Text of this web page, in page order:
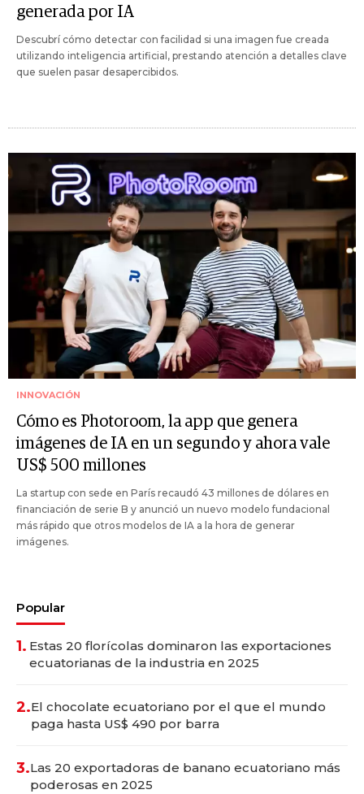
generada por IA
Descubrí cómo detectar con facilidad si una imagen fue creada
utilizando inteligencia artificial, prestando atención a detalles clave
que suelen pasar desapercibidos.
INNOVACIÓN
Cómo es Photoroom, la app que genera
imágenes de IA en un segundo y ahora vale
US$ 500 millones
La startup con sede en París recaudó 43 millones de dólares en
financiación de serie B y anunció un nuevo modelo fundacional
más rápido que otros modelos de IA a la hora de generar
imágenes.
Popular
1. Estas 20 florícolas dominaron las exportaciones
ecuatorianas de la industria en 2025
2.El chocolate ecuatoriano por el que el mundo
paga hasta US$ 490 por barra
3.Las 20 exportadoras de banano ecuatoriano más
poderosas en 2025